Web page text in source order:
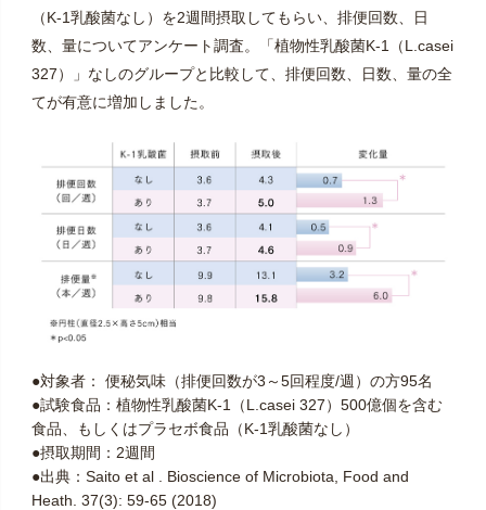
（K-1乳酸菌なし）を2週間摂取してもらい、排便回数、日
数、量についてアンケート調査。「植物性乳酸菌K-1（L.casei
327）」なしのグループと比較して、排便回数、日数、量の全
てが有意に増加しました。
●対象者： 便秘気味（排便回数が3～5回程度/週）の方95名
●試験食品：植物性乳酸菌K-1（L.casei 327）500億個を含む
食品、もしくはプラセボ食品（K-1乳酸菌なし）
●摂取期間：2週間
●出典：Saito et al . Bioscience of Microbiota, Food and
Heath. 37(3): 59-65 (2018)